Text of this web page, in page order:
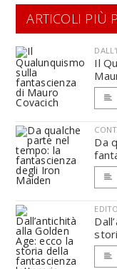
ARTICOLI PIÙ
Il
Da